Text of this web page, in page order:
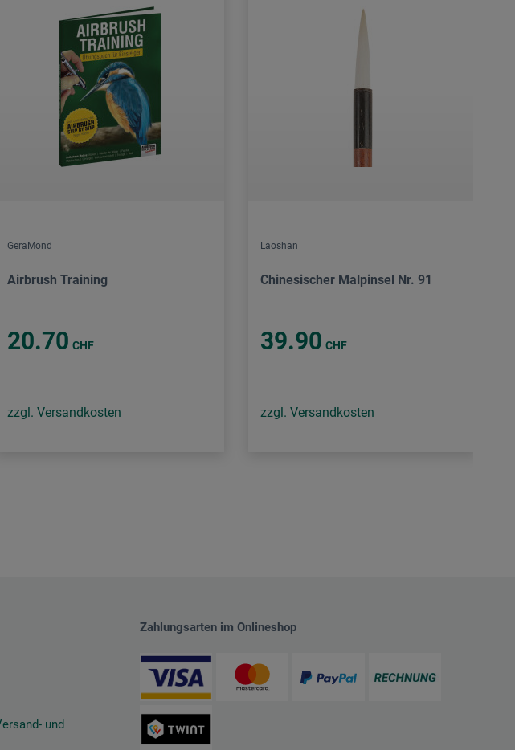
GeraMond
Airbrush Training
20.70 CHF
zzgl. Versandkosten
Laoshan
Chinesischer Malpinsel Nr. 91
39.90 CHF
zzgl. Versandkosten
und
Zahlungsarten im Onlineshop